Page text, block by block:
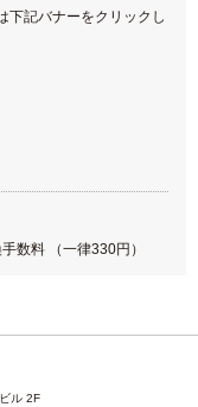
下記バナーをクリックし
数料 （一律330円）
ル 2F